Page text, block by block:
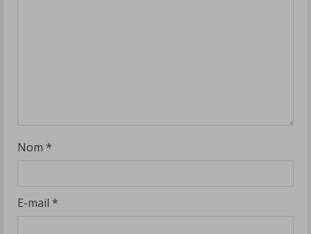
Nom *
E-mail *